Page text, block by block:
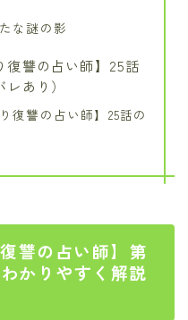
な謎の影
復讐の占い師】25話
あり）
復讐の占い師】25話の
讐の占い師】第
かりやすく解説